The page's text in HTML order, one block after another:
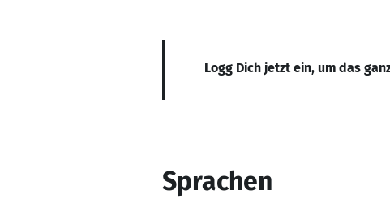
Logg Dich jetzt ein, um das
Sprachen